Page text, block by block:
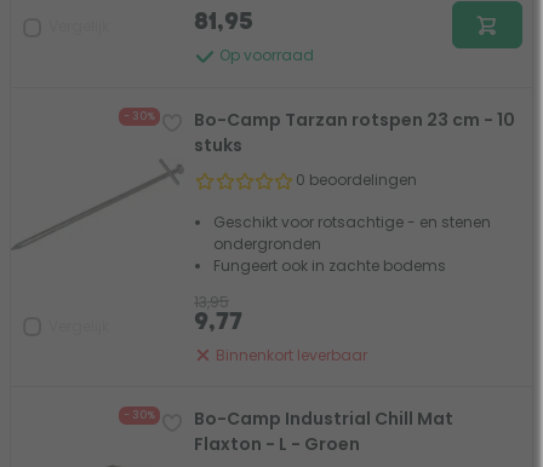
Op voorraad
81,95
- 30%
Bo-Camp Tarzan rotspen 23 cm - 10
stuks
0 beoordelingen
Geschikt voor rotsachtige - en stenen
ondergronden
Fungeert ook in zachte bodems
Binnenkort leverbaar
13,95
9,77
- 30%
Bo-Camp Industrial Chill Mat
Flaxton - L - Groen